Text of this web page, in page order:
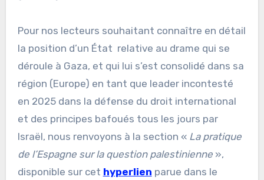
Pour nos lecteurs souhaitant connaître en détail
la position d’un État relative au drame qui se
déroule à Gaza, et qui lui s’est consolidé dans sa
région (Europe) en tant que leader incontesté
en 2025 dans la défense du droit international
et des principes bafoués tous les jours par
Israël, nous renvoyons à la section « La pratique
de l’Espagne sur la question palestinienne»,
disponible sur cet hyperlien parue dans le